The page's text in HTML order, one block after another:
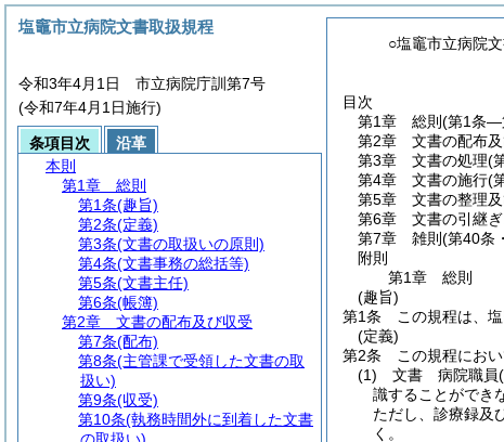
○塩竈市立病院
目次
第1章
総則 (第1条―
第2章
文書の配布
第3章
文書の処理(
第4章
文書の施行(
第5章
文書の整理
第6章
文書の引継
第7章
雑則 (第40条
附則
第1章
総則
(趣旨)
第1条
この規程は、
(定義)
第2条
この規程におい
(1)
文書 病院職員
識することができ
ただし、診療録及
く。
塩竈市立病院文書取扱規程
令和3年4月1日 市立病院庁訓第7号
(令和7年4月1日施行)
条項目次
沿革
本則
第1章
総則
第1条(趣旨)
第2条(定義)
第3条(文書の取扱いの原則)
第4条(文書事務の総括等)
第5条(文書主任)
第6条(帳簿)
第2章
文書の配布及び収受
第7条(配布)
第8条(主管課で受領した文書の取
扱い)
第9条(収受)
第10条(執務時間外に到着した文書